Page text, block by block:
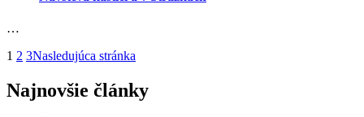
…
1 2 3Nasledujúca stránka
Najnovšie články